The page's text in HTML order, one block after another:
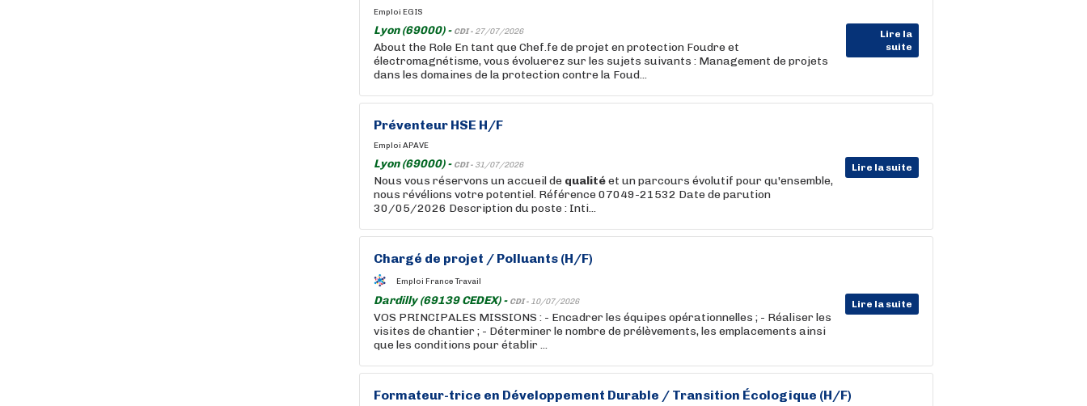
Emploi EGIS
Lyon (69000) - CDI - 27/07/2026
Lire la
suite
About the Role En tant que Chef.fe de projet en protection Foudre et
électromagnétisme, vous évoluerez sur les sujets suivants : Management de projets
dans les domaines de la protection contre la Foud...
Préventeur HSE H/F
Emploi APAVE
Lyon (69000) - CDI - 31/07/2026 Lire la suite
Nous vous réservons un accueil de qualitéet un parcours évolutif pour qu'ensemble,
nous révélions votre potentiel. Référence 07049-21532 Date de parution
30/05/2026 Description du poste : Inti...
Chargé de projet / Polluants (H/F)
Emploi France Travail
Dardilly (69139 CEDEX) - CDI - 10/07/2026 Lire la suite
VOS PRINCIPALES MISSIONS : - Encadrer les équipes opérationnelles ; - Réaliser les
visites de chantier ; - Déterminer le nombre de prélèvements, les emplacements ainsi
que les conditions pour établir ...
Formateur-trice en Développement Durable / Transition Écologique (H/F)